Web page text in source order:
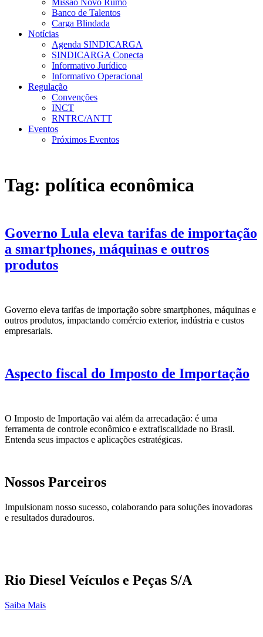
Missão Novo Rumo
Banco de Talentos
Carga Blindada
Notícias
Agenda SINDICARGA
SINDICARGA Conecta
Informativo Jurídico
Informativo Operacional
Regulação
Convenções
INCT
RNTRC/ANTT
Eventos
Próximos Eventos
Tag: política econômica
Governo Lula eleva tarifas de importação
a smartphones, máquinas e outros
produtos
Governo eleva tarifas de importação sobre smartphones, máquinas e
outros produtos, impactando comércio exterior, indústria e custos
empresariais.
Aspecto fiscal do Imposto de Importação
O Imposto de Importação vai além da arrecadação: é uma
ferramenta de controle econômico e extrafiscalidade no Brasil.
Entenda seus impactos e aplicações estratégicas.
Nossos Parceiros
Impulsionam nosso sucesso, colaborando para soluções inovadoras
e resultados duradouros.
Rio Diesel Veículos e Peças S/A
Saiba Mais